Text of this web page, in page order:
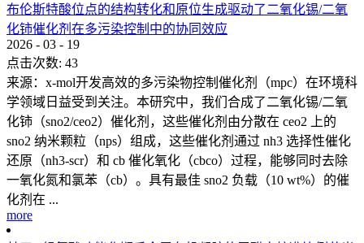
布伦斯特酸位点的结构转化和原位生成驱动了二氧化锡/二氧
化铈催化剂在多污染控制中的协同效应
2026 - 03 - 19
点击次数: 43
来源：x-mol开发高效的多污染物控制催化剂（mpc）在环境科
学领域日益受到关注。本研究中，我们合成了二氧化锡/二氧
化铈（sno2/ceo2）催化剂，这些催化剂由分散在 ceo2 上的
sno2 纳米颗粒（nps）组成，这些催化剂通过 nh3 选择性催化
还原（nh3-scr）和 cb 催化氧化（cbco）过程，能够同时去除
一氧化氮和氯苯（cb）。具有最佳 sno2 负载（10 wt%）的催
化剂在 ...
more